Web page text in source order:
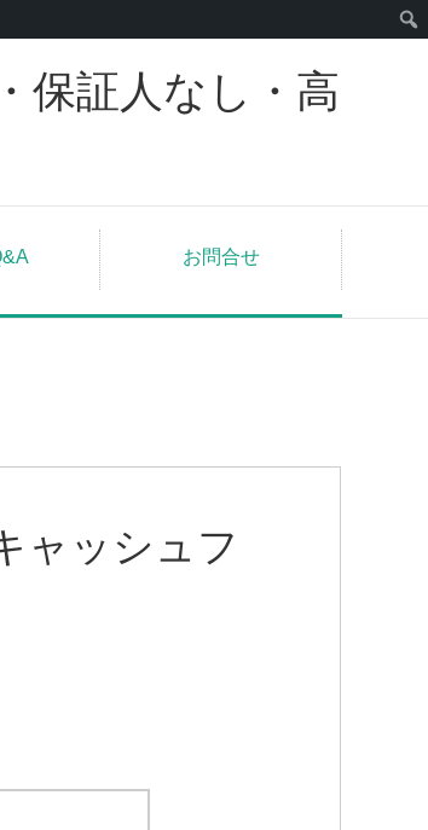
保証人なし・高
お問合せ
ャッシュフ